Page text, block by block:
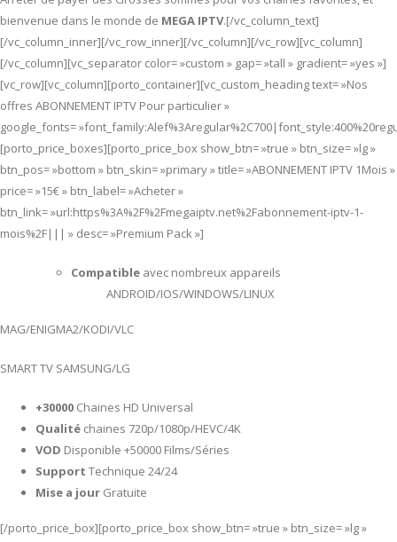
bienvenue dans le monde de MEGA IPTV.[/vc_column_text]
[/vc_column_inner][/vc_row_inner][/vc_column][/vc_row][vc_column]
[/vc_column][vc_separator color= »custom » gap= »tall » gradient= »yes »]
[vc_row][vc_column][porto_container][vc_custom_heading text= »Nos
offres ABONNEMENT IPTV Pour particulier »
google_fonts=
[porto_price_boxes][porto_price_box show_btn= »true » btn_size= »lg »
btn_pos= »bottom » btn_skin= »primary » title= »ABONNEMENT IPTV 1Mois »
price= »15€ » btn_label= »Acheter »
btn_link= »url:https%3A%2F%2Fmegaiptv.net%2Fabonnement-iptv-1-
mois%2F||| » desc= »Premium Pack »]
Compatible avec nombreux appareils
ANDROID/IOS/WINDOWS/LINUX
MAG/ENIGMA2/KODI/VLC
SMART TV SAMSUNG/LG
+30000 Chaines HD Universal
Qualité chaines 720p/1080p/HEVC/4K
VOD Disponible +50000 Films/Séries
Support Technique 24/24
Mise a jour Gratuite
[/porto_price_box][porto_price_box show_btn= »true » btn_size= »lg »